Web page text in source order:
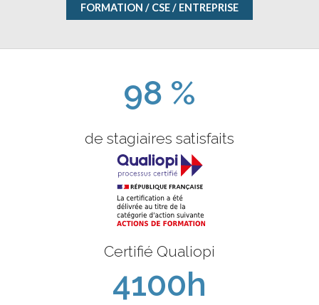
FORMATION / CSE / ENTREPRISE
98 %
de stagiaires satisfaits
Certifié Qualiopi
4100h